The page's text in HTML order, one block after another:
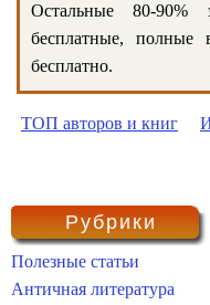
Остальные 80-90%
бесплатные, полные
бесплатно.
ТОП авторов и книг
Рубрики
Полезные статьи
Античная литература